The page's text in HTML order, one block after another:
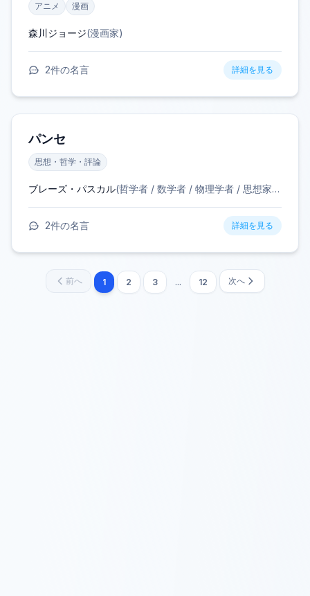
アニメ 漫画
森川ジョージ(漫画家)
2件の名言 詳細を見る
パンセ
思想・哲学・評論
ブレーズ・パスカル(哲学者 / 数学者 / 物理学者 / 思想家 / 発明家 / キリスト教神学者
2件の名言 詳細を見る
前へ 1 2 3 ... 12 次へ